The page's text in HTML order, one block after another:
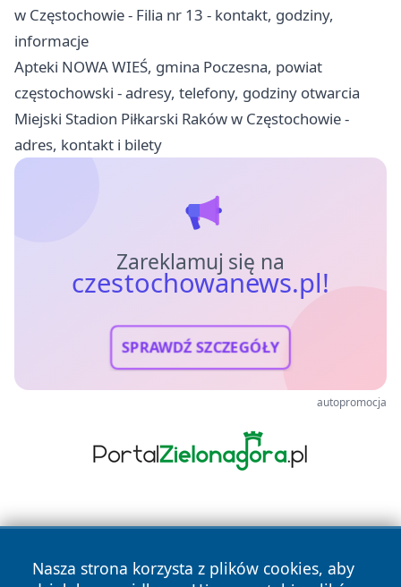
w Częstochowie - Filia nr 13 - kontakt, godziny,
informacje
Apteki NOWA WIEŚ, gmina Poczesna, powiat
częstochowski - adresy, telefony, godziny otwarcia
Miejski Stadion Piłkarski Raków w Częstochowie -
adres, kontakt i bilety
Zareklamuj się na
czestochowanews.pl!
SPRAWDŹ SZCZEGÓŁY
autopromocja
Nasza strona korzysta z plików cookies, aby